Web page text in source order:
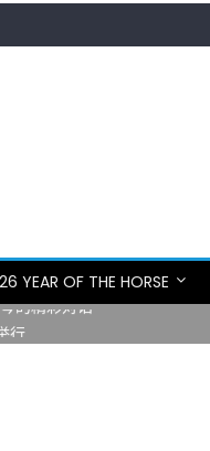
YEAR OF THE HORSE
日三十周年特别报道（五）
的精彩对话
行